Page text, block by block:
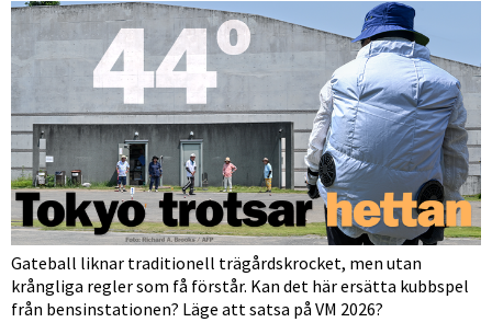
Gateball liknar traditionell trägårdskrocket, men utan
krångliga regler som få förstår. Kan det här ersätta kubbspel
från bensinstationen? Läge att satsa på VM 2026?